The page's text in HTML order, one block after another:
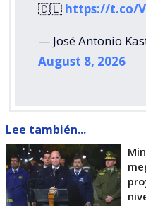
🇨🇱 https://t.co/
— José Antonio
August 8, 2026
Lee también...